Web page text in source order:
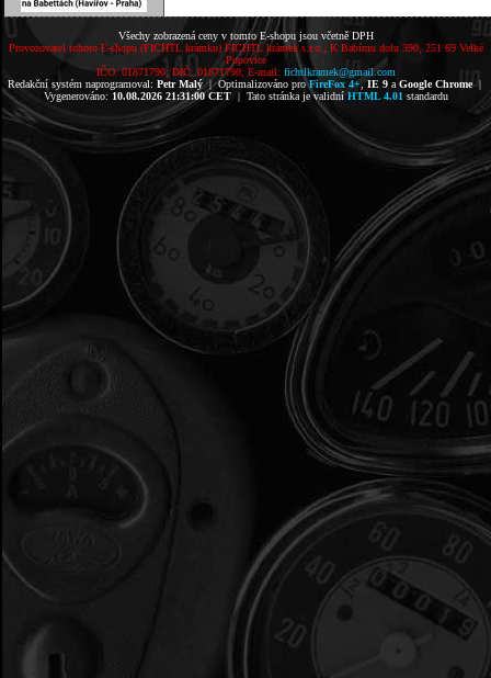
Všechy zobrazená ceny v tomto E-shopu jsou včetně DPH
Provozovatel tohoto E-shopu (FICHTL krámku) FICHTL krámek s.r.o., K Babímu dolu 390, 251 69 Velké
Popovice
IČO: 01871790; DIČ: 01871790; E-mail: fichtlkramek@gmail.com
Redakční systém naprogramoval: Petr Malý| Optimalizováno proFireFox 4+,IE 9a Google Chrome|
Vygenerováno: 10.08.2026 21:31:00 CET| Tato stránka je validní HTML 4.01 standardu